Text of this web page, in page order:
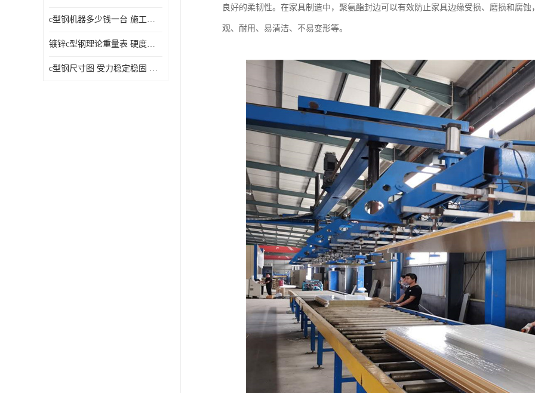
c型钢机器多少钱一台 施工方便简单 稳重支撑承载力大
镀锌c型钢理论重量表 硬度高韧性强 光洁无毛刺
c型钢尺寸图 受力稳定稳固 光洁无毛刺
良好的柔韧性。在家具制造中，聚氨酯封边可以有效防止家具边缘受损、磨损和腐
观、耐用、易清洁、不易变形等。